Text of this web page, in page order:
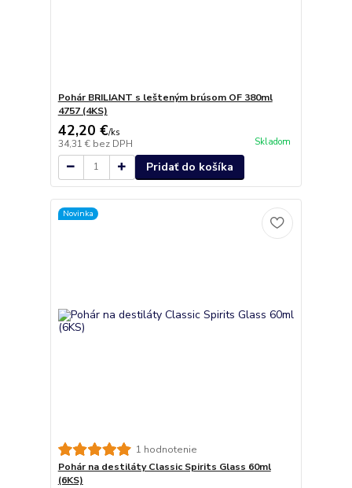
Pohár BRILIANT s lešteným brúsom OF 380ml
4757 (4KS)
42,20 €/ks
34,31 € bez DPH Skladom
Pridať do košíka
Novinka
1 hodnotenie
Pohár na destiláty Classic Spirits Glass 60ml
(6KS)